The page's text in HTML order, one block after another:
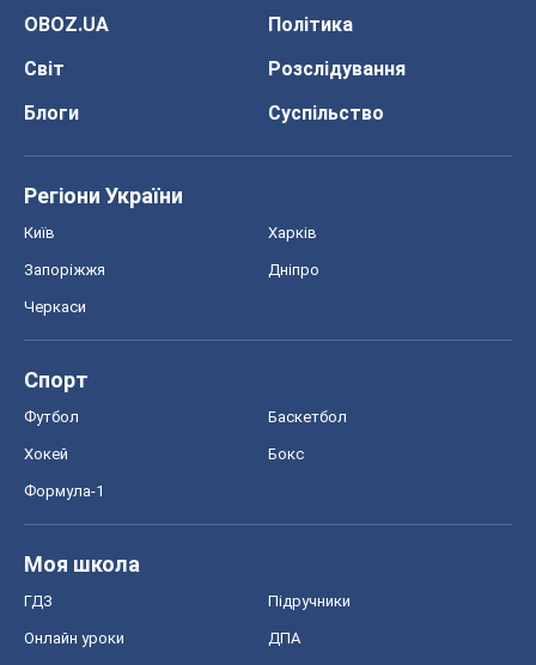
OBOZ.UA
Політика
Світ
Розслідування
Блоги
Суспільство
Регіони України
Київ Харків
Запоріжжя Дніпро
Черкаси
Спорт
Футбол Баскетбол
Хокей Бокс
Формула-1
Моя школа
ГДЗ Підручники
Онлайн уроки ДПА